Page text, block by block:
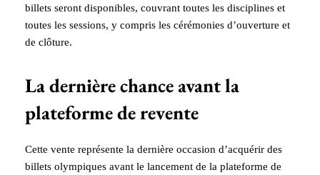
billets seront disponibles, couvrant toutes les disciplines et
toutes les sessions, y compris les cérémonies d’ouverture et
de clôture.
La dernière chance avant la
plateforme de revente
Cette vente représente la dernière occasion d’acquérir des
billets olympiques avant le lancement de la plateforme de